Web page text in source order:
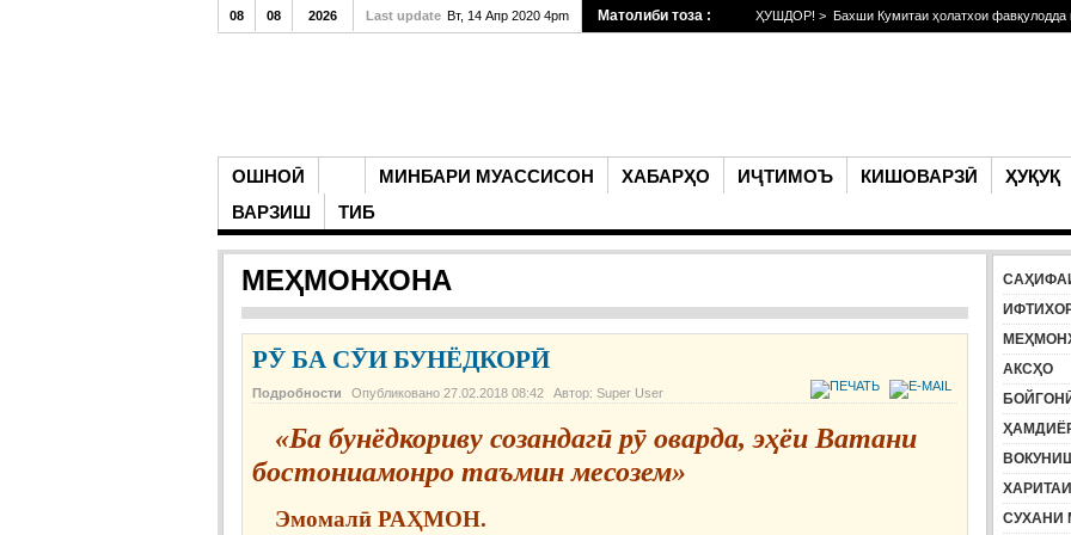
ОШНОӢ МИНБАРИ МУАССИСОН ХАБАРҲО ИҶТИМОЪ КИШОВАРЗӢ ҲУҚУҚ
ВАРЗИШ
ТИБ
08 08 2026 Last update Вт, 14 Апр 2020 4pm Матолиби тоза :
ҲУШДОР! > Бахши Кумитаи ҳолатхои фавқулодда ва ПИРӮЗӢ БА ТЕРРОРИЗМ
МЕҲМОНХОНА
РӮ БА СӮИ БУНЁДКОРӢ
Подробности Опубликовано 27.02.2018 08:42 Автор: Super User
«Ба бунёдкориву созандагӣ рӯ оварда, эҳёи Ватани
бостониамонро таъмин месозем»
Эмомалӣ РАҲМОН.
АКСҲО
СУХАНИ